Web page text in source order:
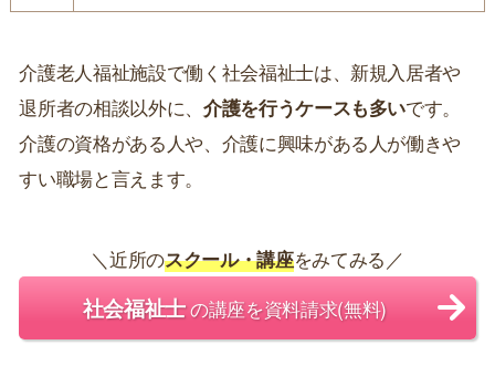
介護老人福祉施設で働く社会福祉士は、新規入居者や
退所者の相談以外に、 介護を行うケースも多いです。
介護の資格がある人や、介護に興味がある人が働きや
すい職場と言えます。
＼近所のスクール・講座をみてみる／
社会福祉士の講座を資料請求(無料)